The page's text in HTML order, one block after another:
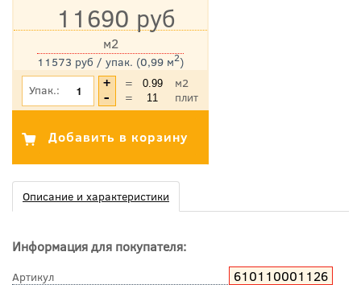
11690 руб
11573 руб / упак. (0,99 м2)
м2
*Цена указана с учетом НДС
Упак.: =
м2
=
плит
Описание и характеристики
Информация для покупателя:
Артикул 610110001126